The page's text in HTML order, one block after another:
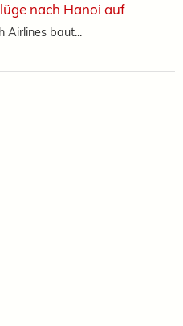
nach Hanoi auf
Airlines baut...